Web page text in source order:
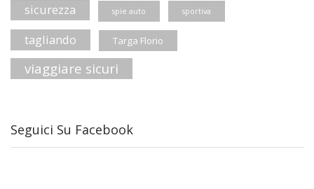
sicurezza spie auto sportiva
tagliando Targa Florio
viaggiare sicuri
Seguici Su Facebook